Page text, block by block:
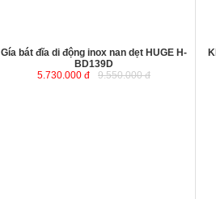
Gía bát đĩa di động inox nan dẹt HUGE H-
BD139D
5.730.000 đ
9.550.000 đ